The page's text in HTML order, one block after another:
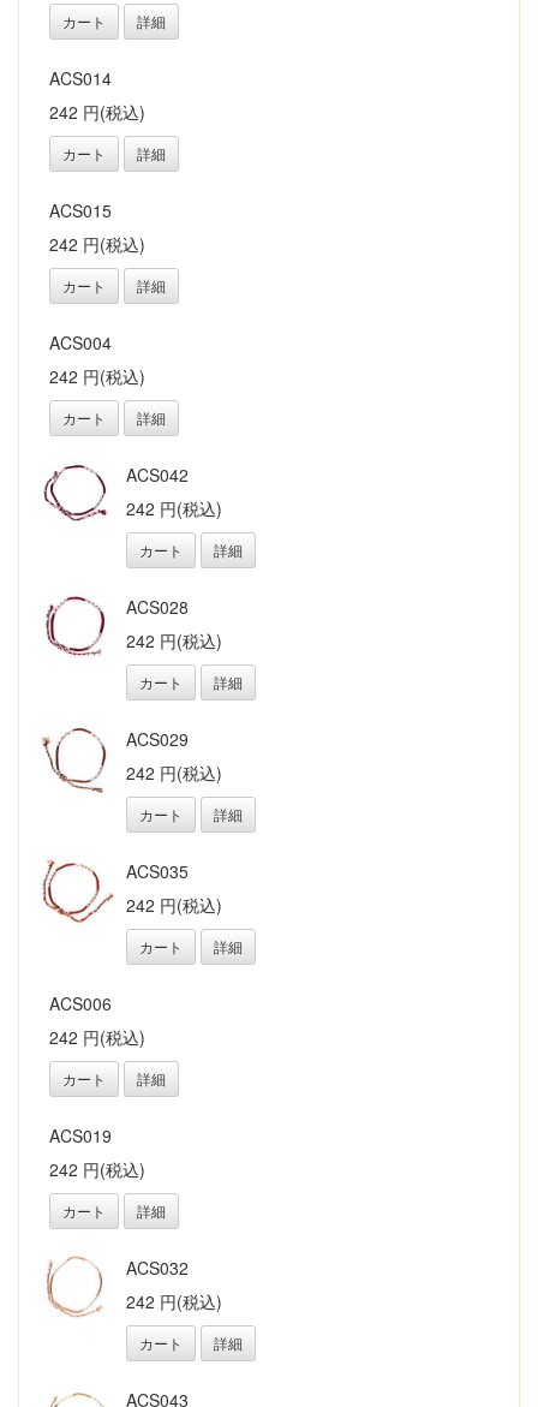
カート 詳細
ACS014
242 円(税込)
カート 詳細
ACS015
242 円(税込)
カート 詳細
ACS004
242 円(税込)
カート 詳細
ACS042
242 円(税込)
カート 詳細
ACS028
242 円(税込)
カート 詳細
ACS029
242 円(税込)
カート 詳細
ACS035
242 円(税込)
カート 詳細
ACS006
242 円(税込)
カート 詳細
ACS019
242 円(税込)
カート 詳細
ACS032
242 円(税込)
カート 詳細
ACS043